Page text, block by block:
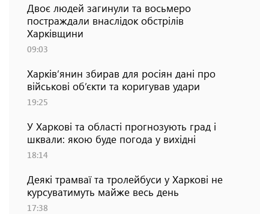
Двоє людей загинули та восьмеро
постраждали внаслідок обстрілів
Харківщини
09:03
Харків’янин збирав для росіян дані про
військові об’єкти та коригував удари
19:25
У Харкові та області прогнозують град і
шквали: якою буде погода у вихідні
18:14
Деякі трамваї та тролейбуси у Харкові не
курсуватимуть майже весь день
17:38